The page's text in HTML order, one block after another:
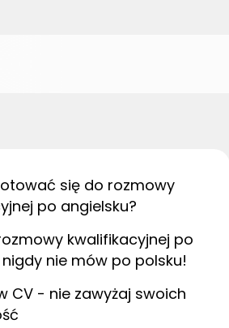
się do rozmowy
po angielsku?
kwalifikacyjnej po
nie mów po polsku!
CV - nie zawyżaj swoich